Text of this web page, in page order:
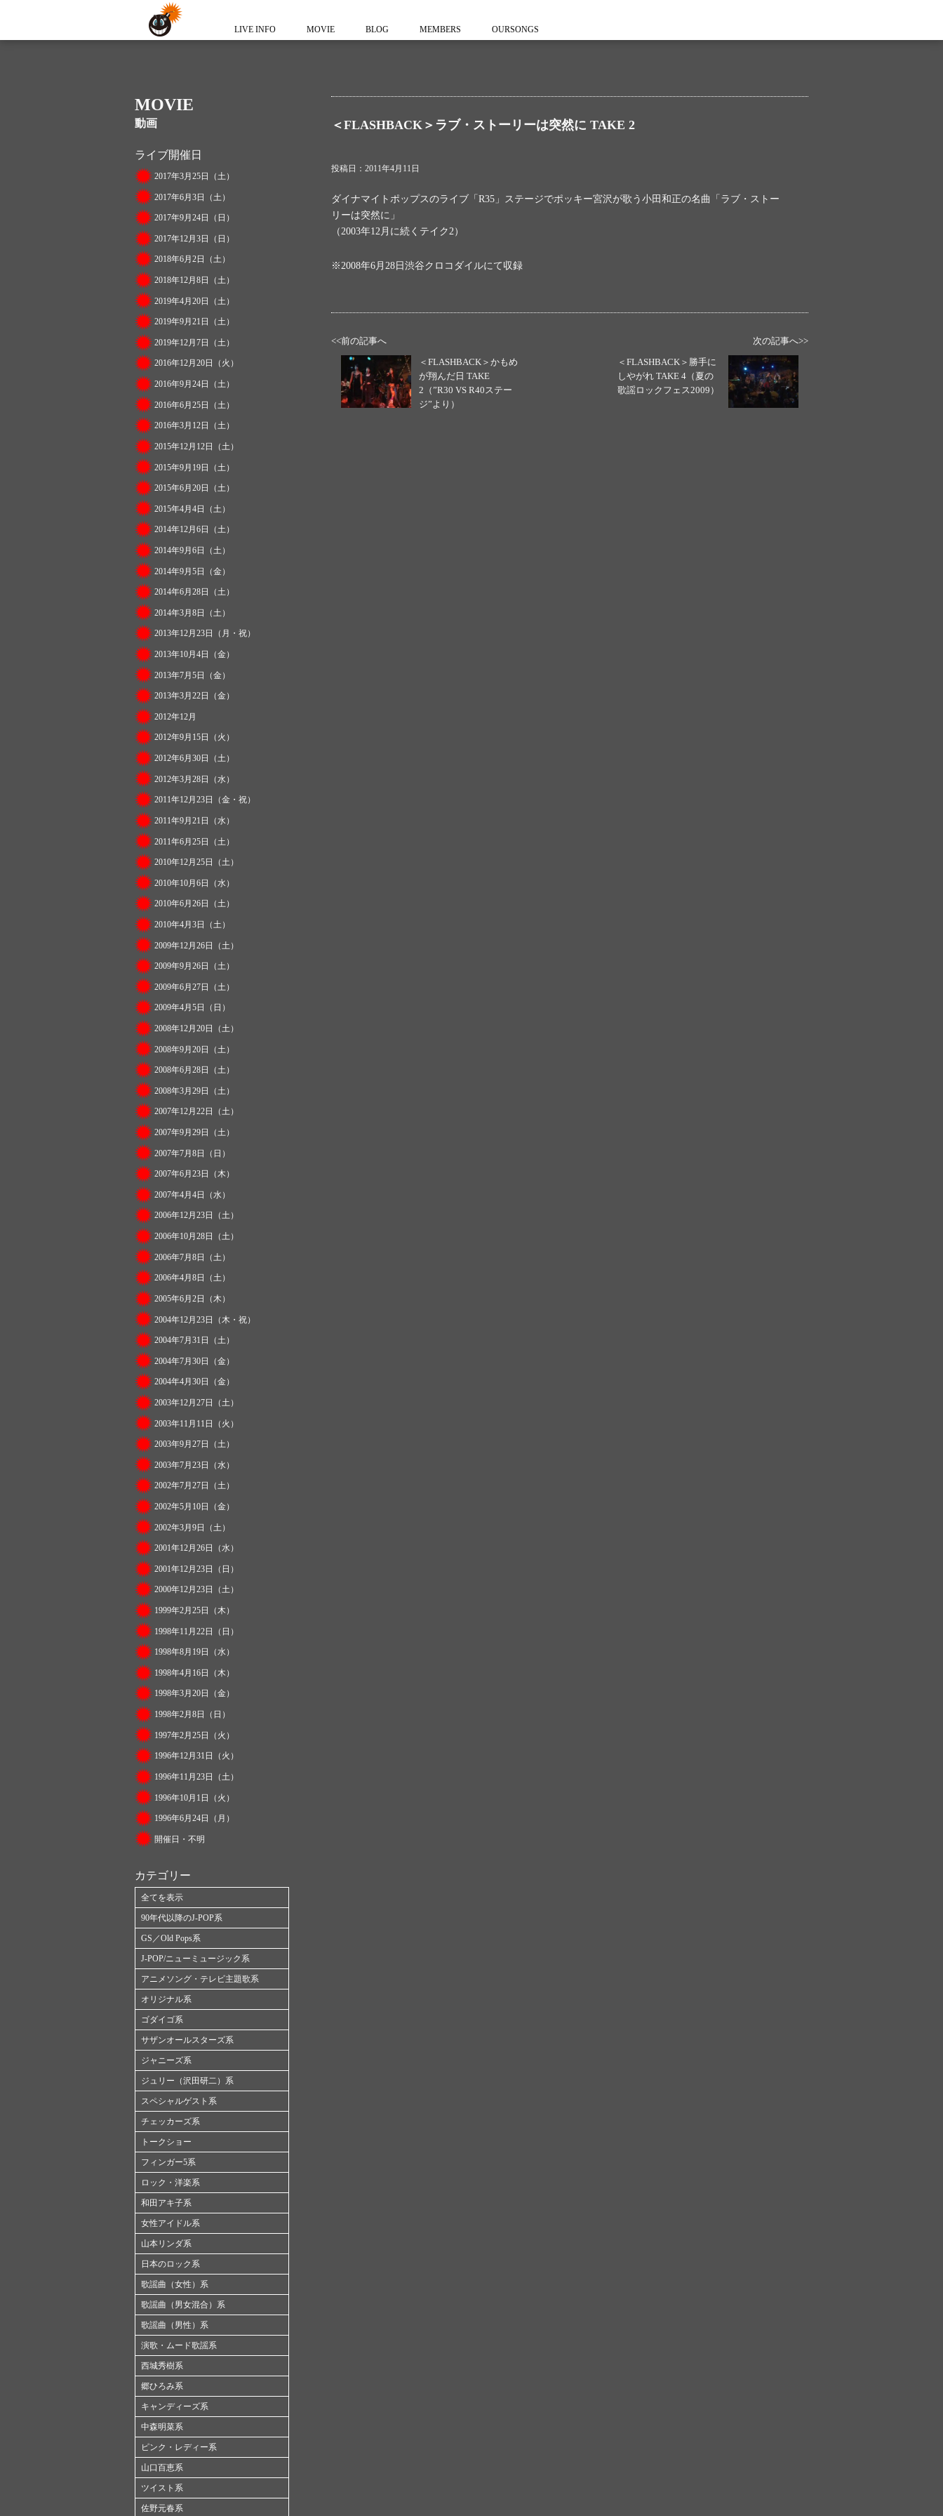
LIVE INFO MOVIE BLOG MEMBERS OURSONGS
MOVIE
動画
ライブ開催日
2017年3月25日（土）
2017年6月3日（土）
2017年9月24日（日）
2017年12月3日（日）
2018年6月2日（土）
2018年12月8日（土）
2019年4月20日（土）
2019年9月21日（土）
2019年12月7日（土）
2016年12月20日（火）
2016年9月24日（土）
2016年6月25日（土）
2016年3月12日（土）
2015年12月12日（土）
2015年9月19日（土）
2015年6月20日（土）
2015年4月4日（土）
2014年12月6日（土）
2014年9月6日（土）
2014年9月5日（金）
2014年6月28日（土）
2014年3月8日（土）
2013年12月23日（月・祝）
2013年10月4日（金）
2013年7月5日（金）
2013年3月22日（金）
2012年12月
2012年9月15日（火）
2012年6月30日（土）
2012年3月28日（水）
2011年12月23日（金・祝）
2011年9月21日（水）
2011年6月25日（土）
2010年12月25日（土）
2010年10月6日（水）
2010年6月26日（土）
2010年4月3日（土）
2009年12月26日（土）
2009年9月26日（土）
2009年6月27日（土）
2009年4月5日（日）
2008年12月20日（土）
2008年9月20日（土）
2008年6月28日（土）
2008年3月29日（土）
2007年12月22日（土）
2007年9月29日（土）
2007年7月8日（日）
2007年6月23日（木）
2007年4月4日（水）
2006年12月23日（土）
2006年10月28日（土）
2006年7月8日（土）
2006年4月8日（土）
2005年6月2日（木）
2004年12月23日（木・祝）
2004年7月31日（土）
2004年7月30日（金）
2004年4月30日（金）
2003年12月27日（土）
2003年11月11日（火）
2003年9月27日（土）
2003年7月23日（水）
2002年7月27日（土）
2002年5月10日（金）
2002年3月9日（土）
2001年12月26日（水）
2001年12月23日（日）
2000年12月23日（土）
1999年2月25日（木）
1998年11月22日（日）
1998年8月19日（水）
1998年4月16日（木）
1998年3月20日（金）
1998年2月8日（日）
1997年2月25日（火）
1996年12月31日（火）
1996年11月23日（土）
1996年10月1日（火）
1996年6月24日（月）
開催日・不明
カテゴリー
全てを表示
90年代以降のJ-POP系
GS／Old Pops系
J-POP/ニューミュージック系
アニメソング・テレビ主題歌系
オリジナル系
ゴダイゴ系
サザンオールスターズ系
ジャニーズ系
ジュリー（沢田研二）系
スペシャルゲスト系
チェッカーズ系
トークショー
フィンガー5系
ロック・洋楽系
和田アキ子系
女性アイドル系
山本リンダ系
日本のロック系
歌謡曲（女性）系
歌謡曲（男女混合）系
歌謡曲（男性）系
演歌・ムード歌謡系
西城秀樹系
郷ひろみ系
キャンディーズ系
中森明菜系
ピンク・レディー系
山口百恵系
ツイスト系
佐野元春系
＜FLASHBACK＞ラブ・ストーリーは突然に TAKE 2
投稿日：2011年4月11日
ダイナマイトポップスのライブ「R35」ステージでポッキー宮沢が歌う小田和正の名曲「ラブ・ストー
リーは突然に」
（2003年12月に続くテイク2）
※2008年6月28日渋谷クロコダイルにて収録
<<前の記事へ
＜FLASHBACK＞かもめ
が翔んだ日 TAKE
2（”R30 VS R40ステー
ジ”より）
次の記事へ>>
＜FLASHBACK＞勝手に
しやがれ TAKE 4（夏の
歌謡ロックフェス2009）